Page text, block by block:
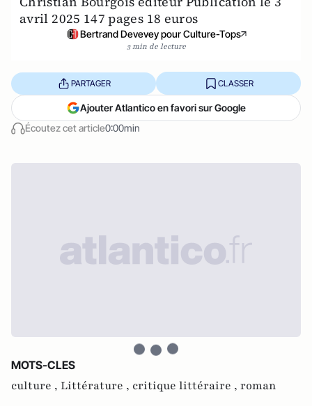
avril 2025 147 pages 18 euros
Bertrand Devevey pour Culture-Tops
3 min de lecture
Écoutez cet article0:00min
PARTAGER CLASSER
Ajouter Atlantico en favori sur Google
MOTS-CLES
culture , Littérature , critique littéraire , roman